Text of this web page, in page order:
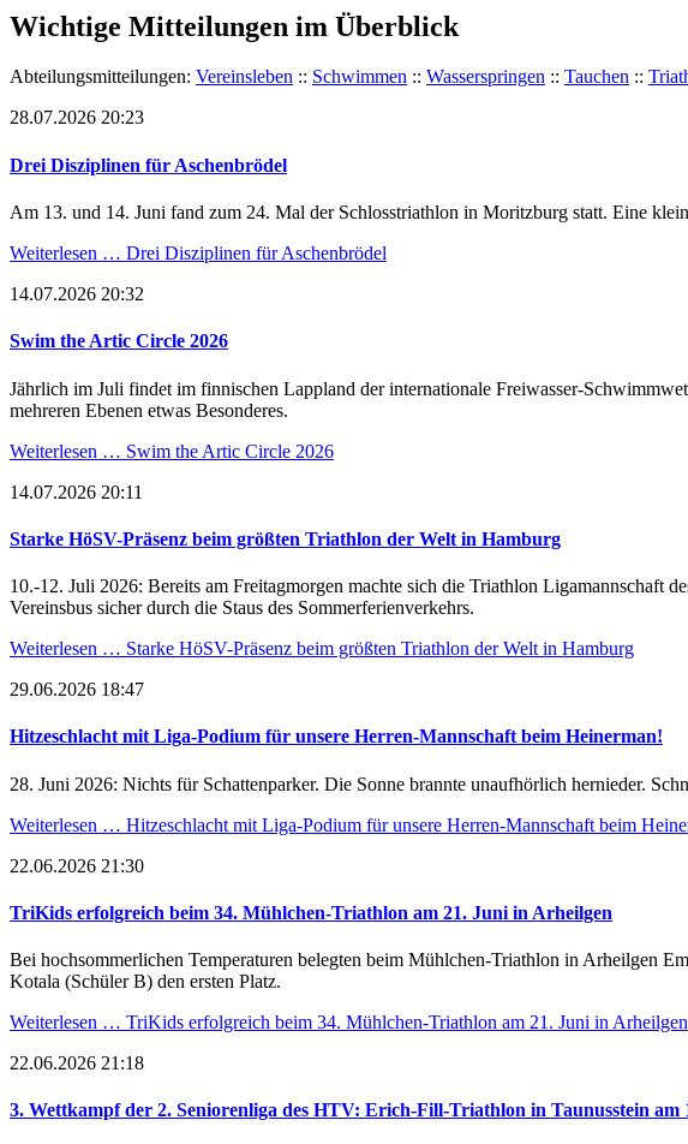
Wichtige Mitteilungen im Überblick
Abteilungsmitteilungen: Vereinsleben :: Schwimmen :: Wasserspringen :: Tauchen ::
28.07.2026 20:23
Drei Disziplinen für Aschenbrödel
Am 13. und 14. Juni fand zum 24. Mal der Schlosstriathlon in Moritzburg statt. Eine
Weiterlesen … Drei Disziplinen für Aschenbrödel
14.07.2026 20:32
Swim the Artic Circle 2026
Jährlich im Juli findet im finnischen Lappland der internationale Freiwasser-
mehreren Ebenen etwas Besonderes.
Weiterlesen … Swim the Artic Circle 2026
14.07.2026 20:11
Starke HöSV-Präsenz beim größten Triathlon der Welt in Hamburg
10.-12. Juli 2026: Bereits am Freitagmorgen machte sich die Triathlon Ligamannschaft
Vereinsbus sicher durch die Staus des Sommerferienverkehrs.
Weiterlesen … Starke HöSV-Präsenz beim größten Triathlon der Welt in Hamburg
29.06.2026 18:47
Hitzeschlacht mit Liga-Podium für unsere Herren-Mannschaft beim Heinerman!
28. Juni 2026: Nichts für Schattenparker. Die Sonne brannte unaufhörlich hernieder.
Weiterlesen … Hitzeschlacht mit Liga-Podium für unsere Herren-Mannschaft beim
22.06.2026 21:30
TriKids erfolgreich beim 34. Mühlchen-Triathlon am 21. Juni in Arheilgen
Bei hochsommerlichen Temperaturen belegten beim Mühlchen-Triathlon in Arheilgen
Kotala (Schüler B) den ersten Platz.
Weiterlesen … TriKids erfolgreich beim 34. Mühlchen-Triathlon am 21. Juni in Arheilgen
22.06.2026 21:18
3. Wettkampf der 2. Seniorenliga des HTV: Erich-Fill-Triathlon in Taunusstein am